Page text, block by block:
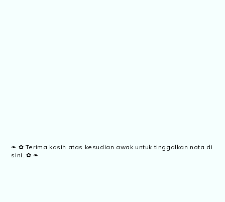
❧ ✿ Terima kasih atas kesudian awak untuk tinggalkan nota di
sini..✿ ❧